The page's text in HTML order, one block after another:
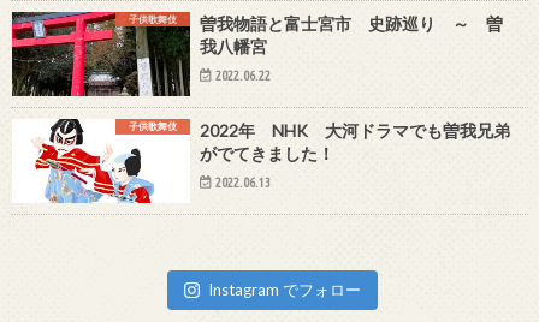
子供歌舞伎
曽我物語と富士宮市 史跡巡り ～ 曽
我八幡宮
2022.06.22
子供歌舞伎
2022年 NHK 大河ドラマでも曽我兄弟
がでてきました！
2022.06.13
Instagram でフォロー